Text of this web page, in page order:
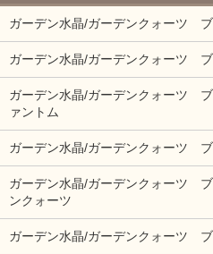
ガーデン水晶/ガーデンクォーツ
ガーデン水晶/ガーデンクォーツ
ガーデン水晶/ガーデンクォーツ
ァントム
ガーデン水晶/ガーデンクォーツ
ガーデン水晶/ガーデンクォーツ
ンクォーツ
ガーデン水晶/ガーデンクォーツ